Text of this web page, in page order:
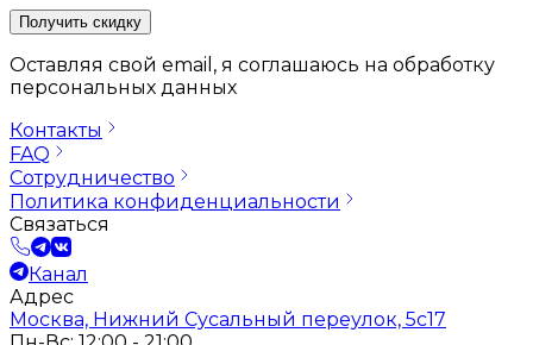
Получить скидку
Оставляя свой email, я соглашаюсь на обработку
персональных данных
Контакты
FAQ
Сотрудничество
Политика конфиденциальности
Связаться
Канал
Адрес
Москва, Нижний Сусальный переулок, 5с17